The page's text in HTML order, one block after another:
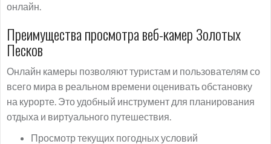
онлайн.
Преимущества просмотра веб-камер Золотых
Песков
Онлайн камеры позволяют туристам и пользователям со
всего мира в реальном времени оценивать обстановку
на курорте. Это удобный инструмент для планирования
отдыха и виртуального путешествия.
Просмотр текущих погодных условий